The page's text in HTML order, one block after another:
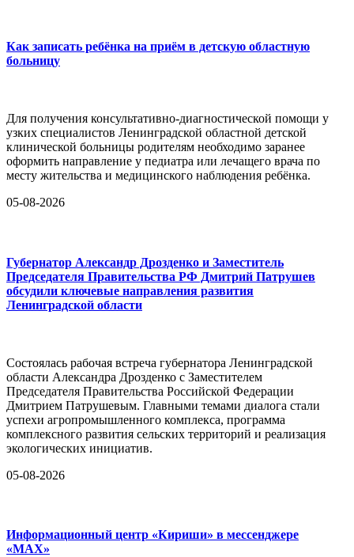
Как записать ребёнка на приём в детскую областную
больницу
Для получения консультативно-диагностической помощи у
узких специалистов Ленинградской областной детской
клинической больницы родителям необходимо заранее
оформить направление у педиатра или лечащего врача по
месту жительства и медицинского наблюдения ребёнка.
05-08-2026
Губернатор Александр Дрозденко и Заместитель
Председателя Правительства РФ Дмитрий Патрушев
обсудили ключевые направления развития
Ленинградской области
Состоялась рабочая встреча губернатора Ленинградской
области Александра Дрозденко с Заместителем
Председателя Правительства Российской Федерации
Дмитрием Патрушевым. Главными темами диалога стали
успехи агропромышленного комплекса, программа
комплексного развития сельских территорий и реализация
экологических инициатив.
05-08-2026
Информационный центр «Кириши» в мессенджере
«MAX»